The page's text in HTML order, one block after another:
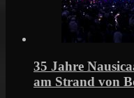
35 Jahre
am Strand von